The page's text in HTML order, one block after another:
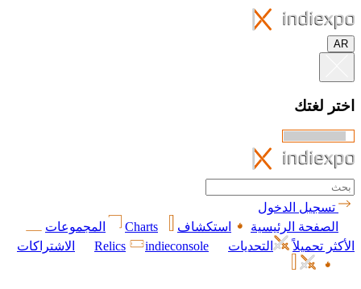
AR
اختر لغتك
تسجيل الدخول
الصفحة الرئيسية
استكشاف Charts
المجموعات
الأكثر تحميلاً
التحديات Relics indieconsole الاشتراكات